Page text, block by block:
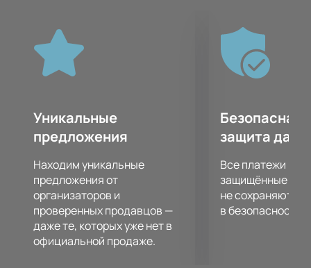
Уникальные
предложения
Находим уникальные
предложения от
организаторов и
проверенных продавцов —
даже те, которых уже нет в
официальной продаже.
Безопасная
защита
Все платежи
защищённые
не сохраняются
в безопасности.